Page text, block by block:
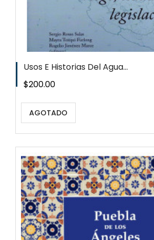
Usos E Historias Del Agua...
Precio
$200.00
AGOTADO